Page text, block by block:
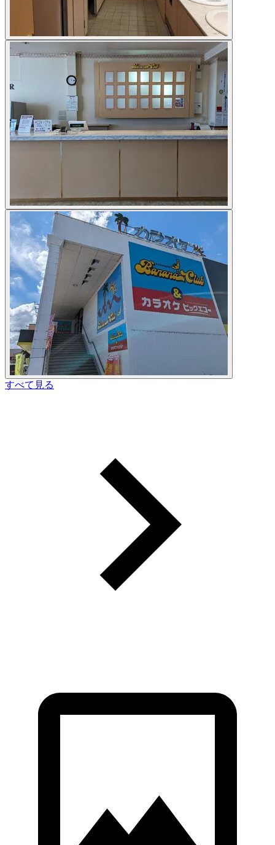
すべて見る